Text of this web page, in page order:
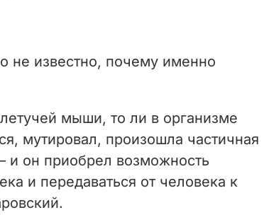
не известно, почему именно
мыши, то ли в организме
мутировал, произошла частичная
и он приобрел возможность
и передаваться от человека к